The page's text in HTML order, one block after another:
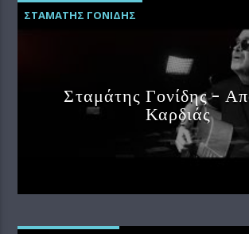
ΣΤΑΜΑΤΗΣ ΓΟΝΙΔΗΣ
Σταμάτης Γονίδης –
Καρδιάς